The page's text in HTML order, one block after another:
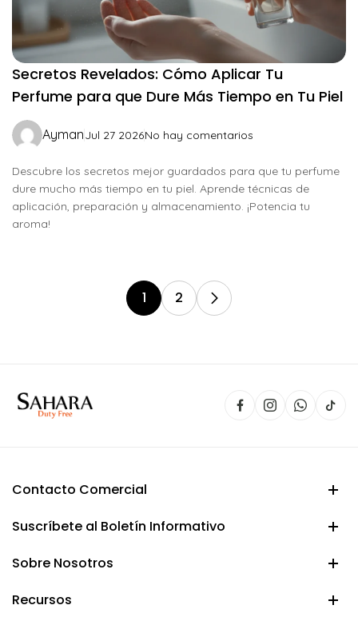
Secretos Revelados: Cómo Aplicar Tu
Perfume para que Dure Más Tiempo en Tu Piel
AymanJul 27 2026No hay comentarios
Descubre los secretos mejor guardados para que tu perfume
dure mucho más tiempo en tu piel. Aprende técnicas de
aplicación, preparación y almacenamiento. ¡Potencia tu
aroma!
1 2
Contacto Comercial
Suscríbete al Boletín Informativo
Sobre Nosotros
Recursos